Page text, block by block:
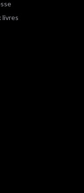
livres